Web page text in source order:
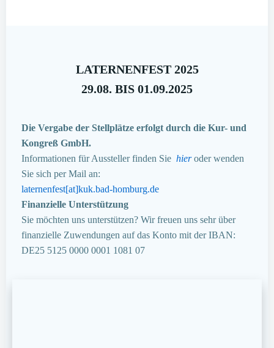
LATERNENFEST 2025
29.08. BIS 01.09.2025
Die Vergabe der Stellplätze erfolgt durch die Kur- und
Kongreß GmbH.
Informationen für Aussteller finden Sie hieroder wenden
Sie sich per Mail an:
laternenfest[at]kuk.bad-homburg.de
Finanzielle Unterstützung
Sie möchten uns unterstützen? Wir freuen uns sehr über
finanzielle Zuwendungen auf das Konto mit der IBAN:
DE25 5125 0000 0001 1081 07